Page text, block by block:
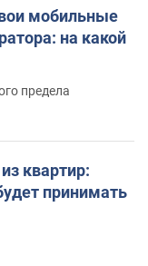
мобильные
на какой
предела
квартир:
принимать